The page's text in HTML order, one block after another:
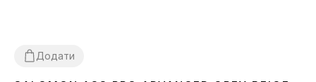
Додати